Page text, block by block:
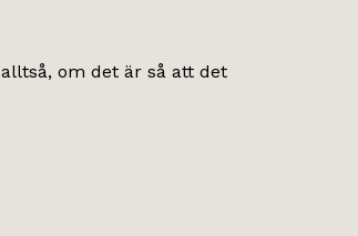
om det är så att det